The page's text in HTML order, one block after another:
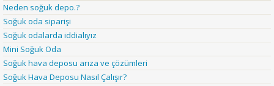
Neden soğuk depo.?
Soğuk oda siparişi
Soğuk odalarda iddialıyız
Mini Soğuk Oda
Soğuk hava deposu arıza ve çözümleri
Soğuk Hava Deposu Nasıl Çalışır?